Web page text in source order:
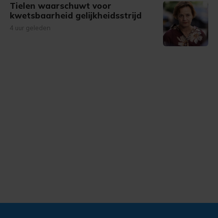
Tielen waarschuwt voor
kwetsbaarheid gelijkheidsstrijd
4 uur geleden